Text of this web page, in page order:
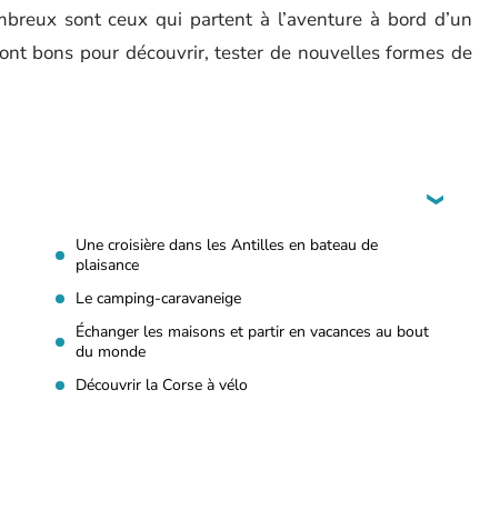
sont ceux qui partent à l’aventure à bord d’un
bons pour découvrir, tester de nouvelles formes de
Une croisière dans les Antilles en bateau de
plaisance
Le camping-caravaneige
Échanger les maisons et partir en vacances au bout
du monde
Découvrir la Corse à vélo